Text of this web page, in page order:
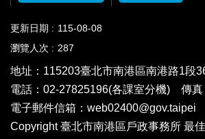
電話：02-27825196(各課室分機)
電子郵件信箱：web02400@gov.taipei
Copyright 臺北市南港區戶政事務所 最